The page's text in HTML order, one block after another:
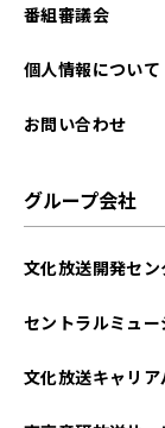
番組審議会
個人情報について
お問い合わせ
グループ会社
文化放送開発セン
セントラルミュー
文化放送キャリ